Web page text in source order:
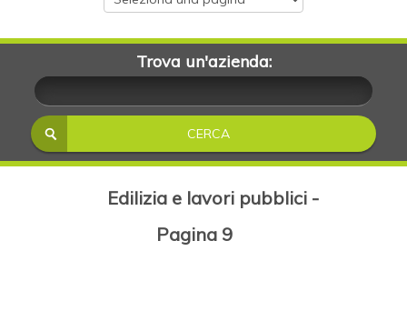
Trova un'azienda:
Edilizia e lavori pubblici -
Pagina 9